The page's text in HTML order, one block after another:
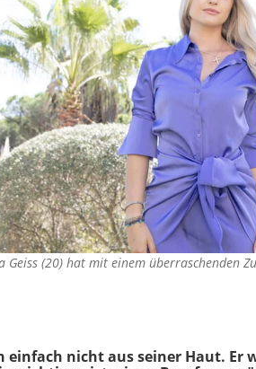
Geiss (20) hat mit einem überraschenden
nicht aus seiner Haut. Er